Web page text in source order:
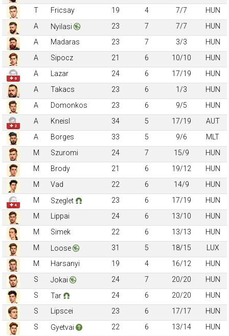
T
Fricsay 19 4 7/7
HUN
A
Nyilasi 23 7 7/7
HUN
A
Madaras 23 7 3/3
HUN
A
Sipocz 21 6 10/10 HUN
✚ 6
A Lazar 24 6 17/19
HUN
A
Takacs 23 6 1/3
HUN
A
Domonkos 23 6 9/5 HUN
✚ 2
A Kneisl 34 5 17/19
AUT
A
Borges 33 5 9/6
MLT
M
Szuromi 24 7 15/9
HUN
M
Brody 21 6 19/12
HUN
M
Vad 22 6 14/9 HUN
✚ 4
M Szeglet 23 6 17/19
HUN
M
Lippai 24 6 13/10
HUN
M
Simek 22 6 13/13
HUN
M
Loose 31 5 18/15
LUX
M
Harsanyi 19 4 16/12
HUN
S
Jokai 24 7 20/20
HUN
S
Tar 24 6 20/20
HUN
S
Lipscei 23 6 17/17
HUN
S
Gyetvai 22 6 13/14
HUN